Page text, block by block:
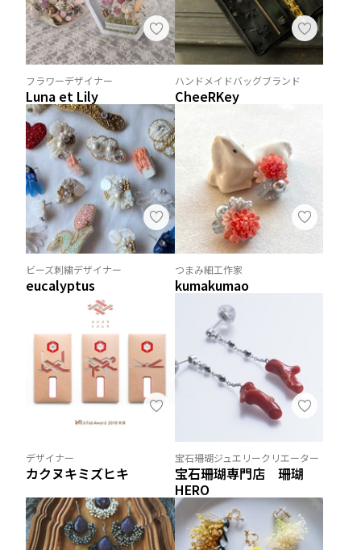
フラワーデザイナー
Luna et Lily
ハンドメイドバッグブランド
CheeRKey
ビーズ刺繍デザイナー
eucalyptus
つまみ細工作家
kumakumao
デザイナー
カクヌキミズヒキ
宝石珊瑚ジュエリークリエーター
宝石珊瑚専門店 珊瑚
HERO